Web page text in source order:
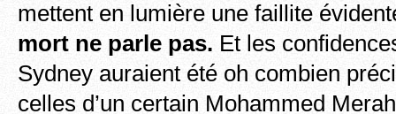
mettent en lumière une faillite
mort ne parle pas. Et les
Sydney auraient été oh combien
celles d’un certain Mohammed